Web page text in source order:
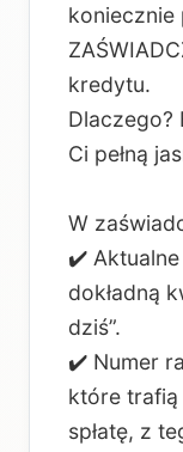
koniecznie
kredytu.
Dlaczego?
Ci pełną
W
✔️
dokładną
dziś”.
✔️ Numer
które
spłatę, z